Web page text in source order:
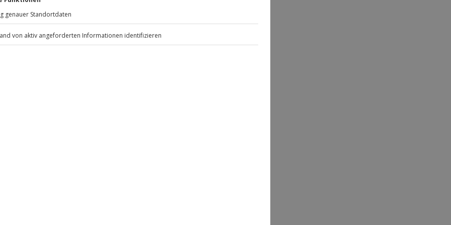
von 2 Personen möglich.
81671 München
außer an bundesweiten